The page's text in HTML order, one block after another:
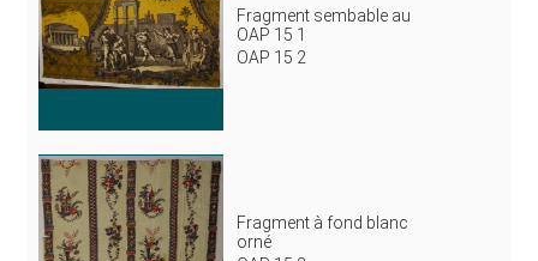
Fragment sembable au
OAP 15 1
OAP 15 2
Fragment à fond blanc
orné